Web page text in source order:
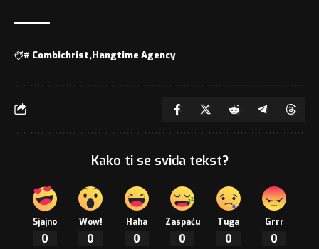
# Combichrist Hangtime Agency
Kako ti se sviđa tekst?
Sjajno
0
Wow!
0
Haha
0
Zaspaću
0
Tuga
0
Grrr
0